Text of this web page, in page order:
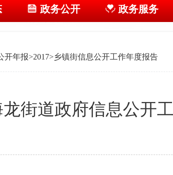
政务公开 政务服务
开年报>2017>乡镇街信息公开工作年度报告
龙街道政府信息公开